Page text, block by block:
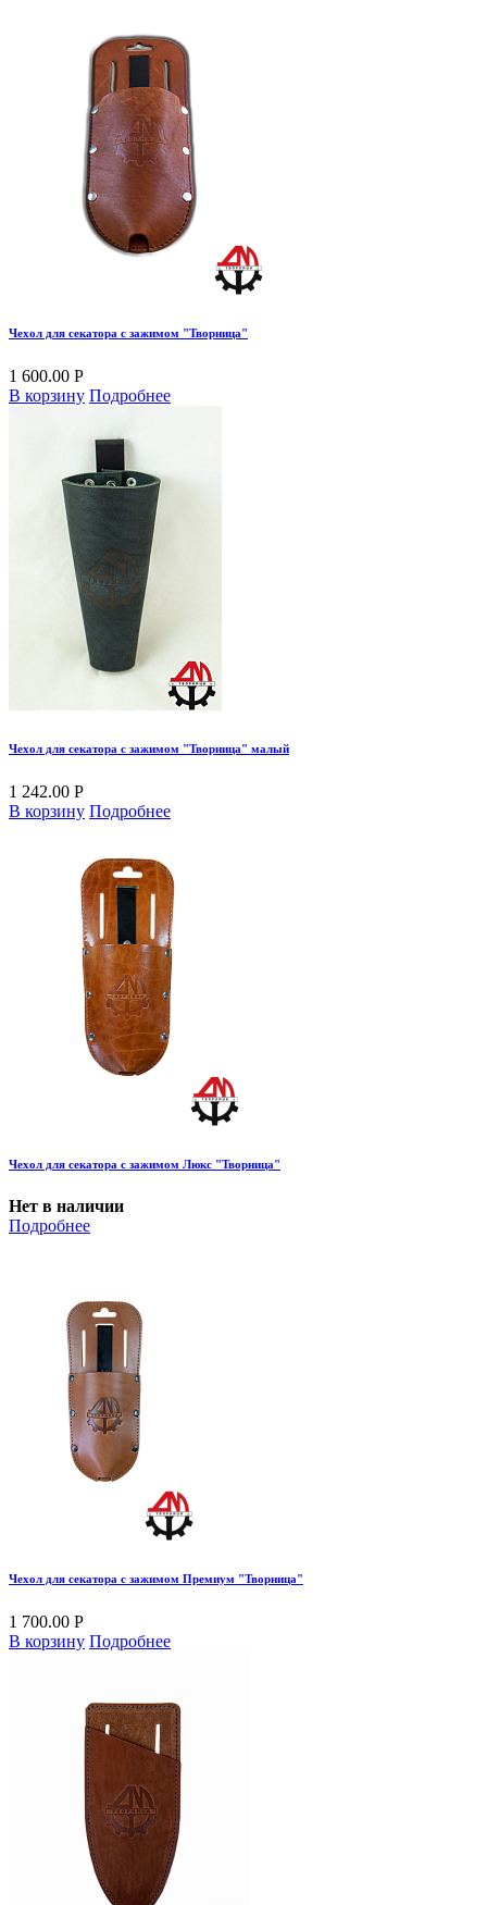
Чехол для секатора с зажимом "Творница"
1 600.00 Р
В корзину Подробнее
Чехол для секатора с зажимом "Творница" малый
1 242.00 Р
В корзину Подробнее
Чехол для секатора с зажимом Люкс "Творница"
Нет в наличии
Подробнее
Чехол для секатора с зажимом Премиум "Творница"
1 700.00 Р
В корзину Подробнее